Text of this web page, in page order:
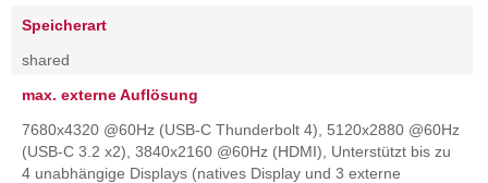
Speicherart
shared
max. externe Auflösung
7680x4320 @60Hz (USB-C Thunderbolt 4), 5120x2880 @60Hz
(USB-C 3.2 x2), 3840x2160 @60Hz (HDMI), Unterstützt bis zu
4 unabhängige Displays (natives Display und 3 externe